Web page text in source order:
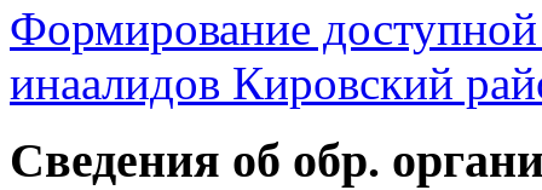
Формирование доступной
инаалидов Кировский
Cведения об обр.